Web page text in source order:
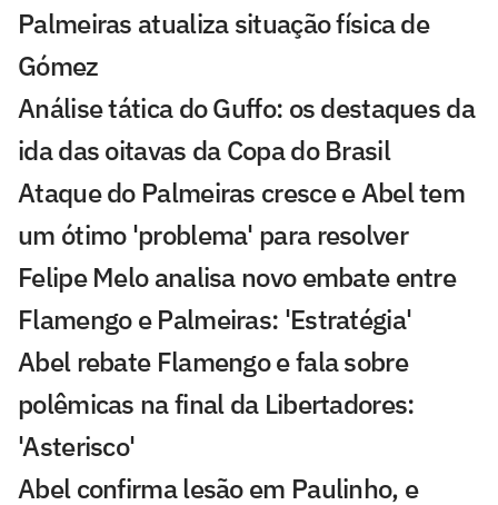
Palmeiras atualiza situação física de
Gómez
Análise tática do Guffo: os destaques da
ida das oitavas da Copa do Brasil
Ataque do Palmeiras cresce e Abel tem
um ótimo 'problema' para resolver
Felipe Melo analisa novo embate entre
Flamengo e Palmeiras: 'Estratégia'
Abel rebate Flamengo e fala sobre
polêmicas na final da Libertadores:
'Asterisco'
Abel confirma lesão em Paulinho, e